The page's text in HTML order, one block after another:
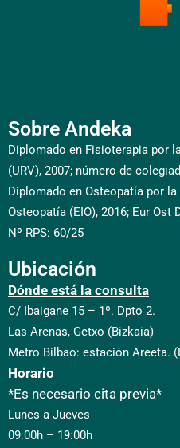
Sobre Andeka
Diplomado en Fisioterapia por
(URV), 2007; número de
Diplomado en Osteopatía por
Osteopatía (EIO), 2016; Eur Ost
Nº RPS: 60/25
Ubicación
Dónde está la consulta
C/ Ibaigane 15 – 1º. Dpto 2.
Las Arenas, Getxo (Bizkaia)
Metro Bilbao: estación Areeta.
Horario
*Es necesario cita previa*
Lunes a Jueves
09:00h – 19:00h